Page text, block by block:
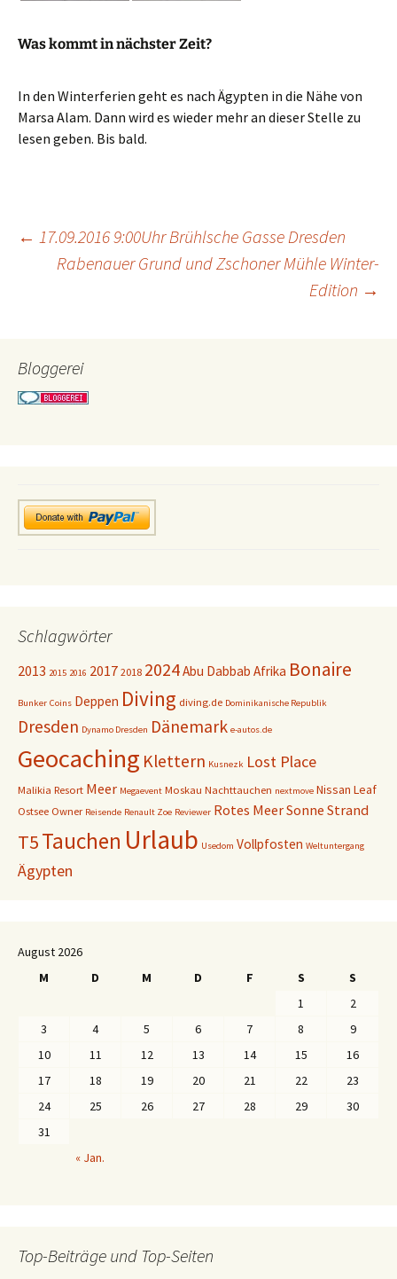
Was kommt in nächster Zeit?
In den Winterferien geht es nach Ägypten in die Nähe von
Marsa Alam. Dann wird es wieder mehr an dieser Stelle zu
lesen geben. Bis bald.
Beitragsnavigation
← 17.09.2016 9:00Uhr Brühlsche Gasse Dresden
Rabenauer Grund und Zschoner Mühle Winter-
Edition →
Bloggerei
Schlagwörter
2013 2015 2016 2017 2018 2024Abu Dabbab Afrika Bonaire
Bunker Coins Deppen Diving diving.de Dominikanische Republik
Dresden Dynamo Dresden Dänemark e-autos.de
Geocaching Klettern Kusnezk Lost Place
Malikia Resort Meer Megaevent Moskau Nachttauchen nextmove Nissan Leaf
Ostsee Owner Reisende Renault Zoe Reviewer Rotes MeerSonne Strand
T5Tauchen Urlaub Usedom Vollpfosten Weltuntergang
Ägypten
August 2026
M
D M D F S
S
1
2
3
4 5 6 7 8
9
10
11 12 13 14 15
16
17
18 19 20 21 22
23
24
25 26 27 28 29
30
31
« Jan.
Top-Beiträge und Top-Seiten